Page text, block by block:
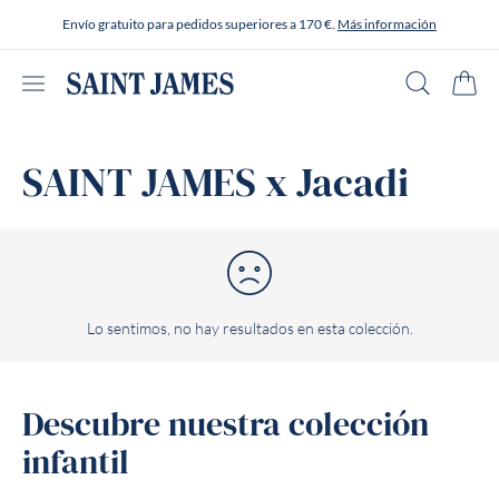
Envío gratuito para pedidos superiores a 170 €. Más información
Abrir menú
SAINT JAMES x Jacadi
Lo sentimos, no hay resultados en esta colección.
Descubre nuestra colección
infantil